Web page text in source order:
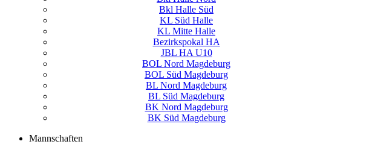
Bkl Halle Süd
KL Süd Halle
KL Mitte Halle
Bezirkspokal HA
JBL HA U10
BOL Nord Magdeburg
BOL Süd Magdeburg
BL Nord Magdeburg
BL Süd Magdeburg
BK Nord Magdeburg
BK Süd Magdeburg
Mannschaften